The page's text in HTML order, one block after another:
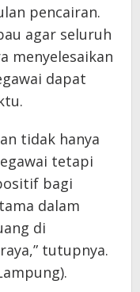
pencairan.
agar seluruh
menyelesaikan
dapat
tidak hanya
tetapi
bagi
dalam
di
tutupnya.